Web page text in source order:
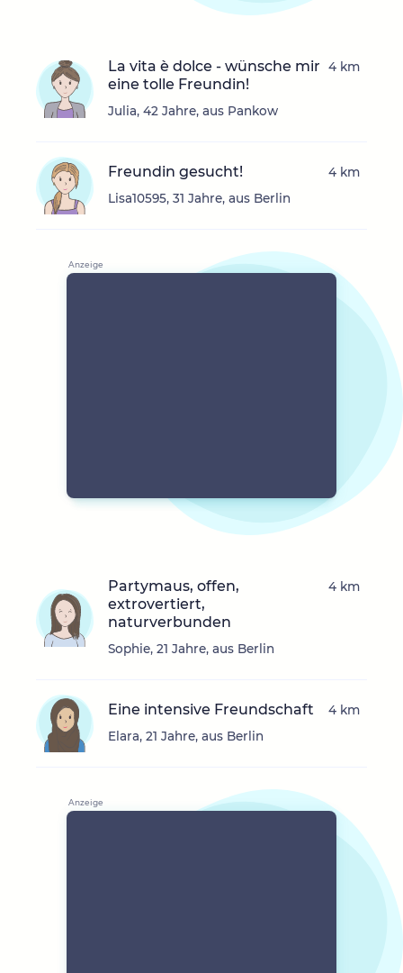
La vita è dolce - wünsche mir
eine tolle Freundin!
Julia, 42 Jahre, aus Pankow
4 km
Freundin gesucht!
Lisa10595, 31 Jahre, aus Berlin
4 km
Partymaus, offen,
extrovertiert,
naturverbunden
Sophie, 21 Jahre, aus Berlin
4 km
Eine intensive Freundschaft
Elara, 21 Jahre, aus Berlin
4 km